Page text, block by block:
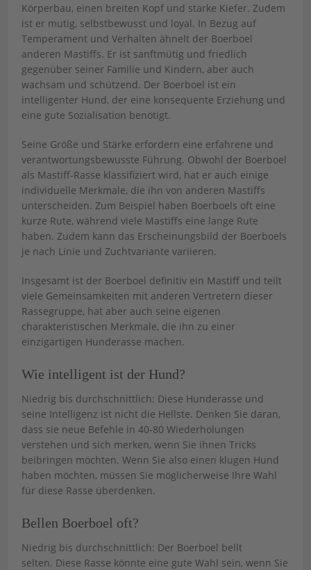
Körperbau, einen breiten Kopf und starke Kiefer. Zudem
ist er mutig, selbstbewusst und loyal. In Bezug auf
Temperament und Verhalten ähnelt der Boerboel
anderen Mastiffs. Er ist sanftmütig und friedlich
gegenüber seiner Familie und Kindern, aber auch
wachsam und schützend. Der Boerboel ist ein
intelligenter Hund, der eine konsequente Erziehung und
eine gute Sozialisation benötigt.
Seine Größe und Stärke erfordern eine erfahrene und
verantwortungsbewusste Führung. Obwohl der Boerboel
als Mastiff-Rasse klassifiziert wird, hat er auch einige
individuelle Merkmale, die ihn von anderen Mastiffs
unterscheiden. Zum Beispiel haben Boerboels oft eine
kurze Rute, während viele Mastiffs eine lange Rute
haben. Zudem kann das Erscheinungsbild der Boerboels
je nach Linie und Zuchtvariante variieren.
Insgesamt ist der Boerboel definitiv ein Mastiff und teilt
viele Gemeinsamkeiten mit anderen Vertretern dieser
Rassegruppe, hat aber auch seine eigenen
charakteristischen Merkmale, die ihn zu einer
einzigartigen Hunderasse machen.
Wie intelligent ist der Hund?
Niedrig bis durchschnittlich: Diese Hunderasse und
seine Intelligenz ist nicht die Hellste. Denken Sie daran,
dass sie neue Befehle in 40-80 Wiederholungen
verstehen und sich merken, wenn Sie ihnen Tricks
beibringen möchten. Wenn Sie also einen klugen Hund
haben möchten, müssen Sie möglicherweise Ihre Wahl
für diese Rasse überdenken.
Bellen Boerboel oft?
Niedrig bis durchschnittlich: Der Boerboel bellt
selten. Diese Rasse könnte eine gute Wahl sein, wenn Sie